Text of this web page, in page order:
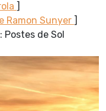
]
Ramon Sunyer ]
Postes de Sol